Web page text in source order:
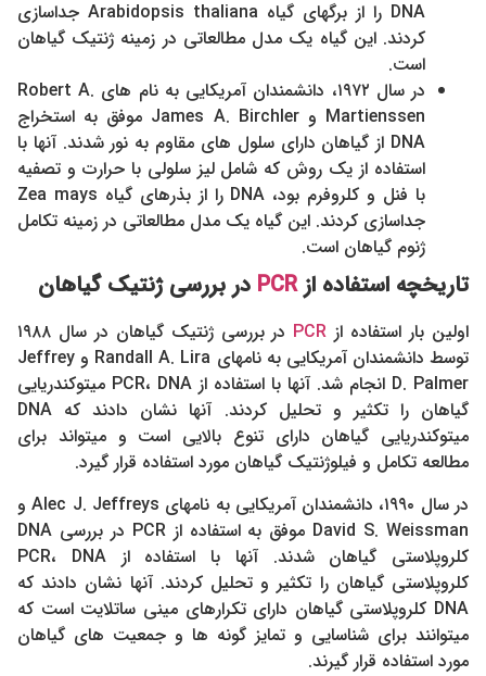
DNA را از برگهای گیاه Arabidopsis thaliana جداسازی
کردند. این گیاه یک مدل مطالعاتی در زمینه ژنتیک گیاهان
است.
در سال ۱۹۷۲، دانشمندان آمریکایی به نام های Robert A.
Martienssen و James A. Birchler موفق به استخراج
DNA از گیاهان دارای سلول های مقاوم به نور شدند. آنها با
استفاده از یک روش که شامل لیز سلولی با حرارت و تصفیه
با فنل و کلروفرم بود، DNA را از بذرهای گیاه Zea mays
جداسازی کردند. این گیاه یک مدل مطالعاتی در زمینه تکامل
ژنوم گیاهان است.
تاریخچه استفاده ازPCR در بررسی ژنتیک گياهان
اولین بار استفاده از PCR
در بررسی ژنتیک گیاهان در سال ۱۹۸۸
توسط دانشمندان آمریکایی به نامهای Randall A. Lira و Jeffrey
D. Palmer انجام شد. آنها با استفاده از PCR، DNA میتوکندریایی
گیاهان را تکثیر و تحلیل کردند. آنها نشان دادند که DNA
میتوکندریایی گیاهان دارای تنوع بالایی است و میتواند برای
مطالعه تکامل و فیلوژنتیک گیاهان مورد استفاده قرار گیرد.
در سال ۱۹۹۰، دانشمندان آمریکایی به نامهای Alec J. Jeffreys و
David S. Weissman موفق به استفاده از PCR در بررسی DNA
کلروپلاستی گیاهان شدند. آنها با استفاده از PCR، DNA
کلروپلاستی گیاهان را تکثیر و تحلیل کردند. آنها نشان دادند که
DNA کلروپلاستی گیاهان دارای تکرارهای مینی ساتلایت است که
میتوانند برای شناسایی و تمایز گونه ها و جمعیت های گیاهان
مورد استفاده قرار گیرند.